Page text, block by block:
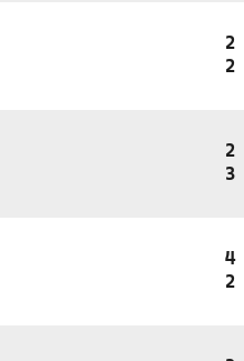
2
2
2
3
4
2